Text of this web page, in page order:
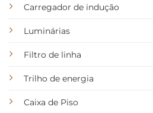
Carregador de indução
Luminárias
Filtro de linha
Trilho de energia
Caixa de Piso